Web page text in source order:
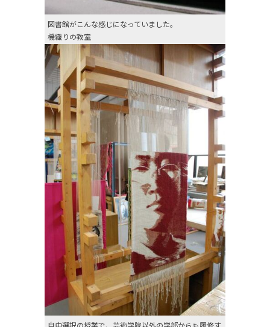
図書館がこんな感じになっていました。
機織りの教室
自由選択の授業で、芸術学院以外の学部からも履修す